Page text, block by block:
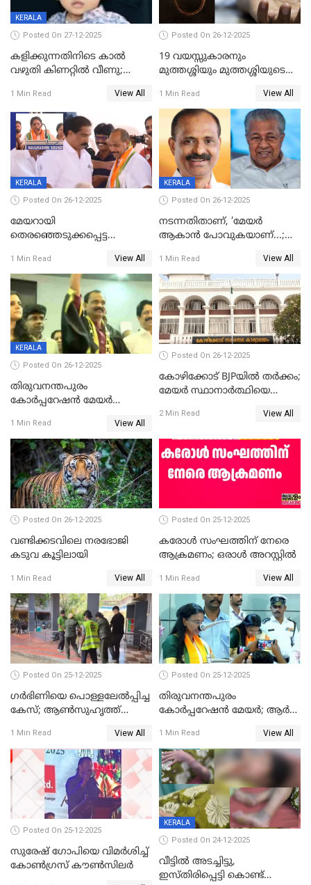
KERALA
Posted On 27-12-2025
കളിക്കുന്നതിനിടെ കാൽ
വഴുതി കിണറ്റിൽ വീണു;
ദാരുണാന്ത്യം
1 Min Read View All
Posted On 26-12-2025
19 വയസ്സുകാരനും
മുത്തശ്ശിയും മുത്തശ്ശിയുടെ
മരിച്ചനിലയിൽ
1 Min Read View All
KERALA
Posted On 26-12-2025
മേയറായി
തെരഞ്ഞെടുക്കപ്പെട്ട
ആദ്യ വോട്ട് അസാധു; കണ്ണൂർ
ഡെപ്യൂട്ടി മേയർ സ്ഥാനത്ത്
താഹിറിന് വിജയം
1 Min Read View All
KERALA
Posted On 26-12-2025
നടന്നതിതാണ്, ‘മേയർ
ആകാൻ പോവുകയാണ്...;
മുഖ്യമന്ത്രിയുടെ ഓഫീസ്
തന്നെ വിശദീകരിയ്ക്കുന്നു;
സത്യമിതാണ്
1 Min Read View All
KERALA
Posted On 26-12-2025
തിരുവനന്തപുരം
കോര്‍പ്പറേഷന്‍ മേയര്‍
ഹൈക്കോടതിയിലേക്ക്;
സത്യപ്രതിജ്ഞ ചടങ്ങില്‍
ചട്ടലംഘനമെന്ന് പാർട്ടി
1 Min Read View All
Posted On 26-12-2025
കോഴിക്കോട് BJPയിൽ തർക്കം;
മേയർ സ്ഥാനാർത്ഥിയെ
2 Min Read View All
Posted On 26-12-2025
വണ്ടിക്കടവിലെ നരഭോജി
കടുവ കൂട്ടിലായി
1 Min Read View All
Posted On 25-12-2025
കരോള്‍ സംഘത്തിന് നേരെ
ആക്രമണം; ഒരാള്‍ അറസ്റ്റില്‍
1 Min Read View All
Posted On 25-12-2025
ഗര്‍ഭിണിയെ പൊള്ളലേല്‍പ്പിച്ച
കേസ്; ആണ്‍സുഹൃത്ത്
1 Min Read View All
Posted On 25-12-2025
തിരുവനന്തപുരം
കോര്‍പ്പറേഷന്‍ മേയർ; ആര്‍
1 Min Read View All
Posted On 25-12-2025
സുരേഷ് ഗോപിയെ വിമര്‍ശിച്ച്
കോണ്‍ഗ്രസ് കൗണ്‍സിലര്‍
KERALA
Posted On 24-12-2025
വീട്ടിൽ അടച്ചിട്ടു,
ഇസ്തിരിപ്പെട്ടി കൊണ്ട്